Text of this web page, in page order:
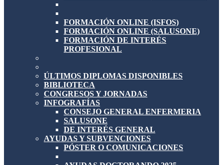
FORMACIÓN ONLINE (ISFOS)
FORMACIÓN ONLINE (SALUSONE)
FORMACIÓN DE INTERÉS
PROFESIONAL
ÚLTIMOS DIPLOMAS DISPONIBLES
BIBLIOTECA
CONGRESOS Y JORNADAS
INFOGRAFÍAS
CONSEJO GENERAL ENFERMERIA
SALUSONE
DE INTERÉS GENERAL
AYUDAS Y SUBVENCIONES
PÓSTER O COMUNICACIONES